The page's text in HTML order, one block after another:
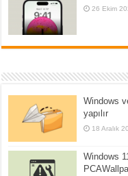
26 Ekim
Windows
yapılır
18 Aralık
Windows